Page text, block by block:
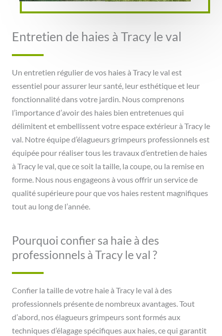
Entretien de haies à Tracy le val
Un entretien régulier de vos haies à Tracy le val est
essentiel pour assurer leur santé, leur esthétique et leur
fonctionnalité dans votre jardin. Nous comprenons
l’importance d’avoir des haies bien entretenues qui
délimitent et embellissent votre espace extérieur à Tracy le
val. Notre équipe d’élagueurs grimpeurs professionnels est
équipée pour réaliser tous les travaux d’entretien de haies
à Tracy le val, que ce soit la taille, la coupe, ou la remise en
forme. Nous nous engageons à vous offrir un service de
qualité supérieure pour que vos haies restent magnifiques
tout au long de l’année.
Pourquoi confier sa haie à des
professionnels à Tracy le val ?
Confier la taille de votre haie à Tracy le val à des
professionnels présente de nombreux avantages. Tout
d’abord, nos élagueurs grimpeurs sont formés aux
techniques d’élagage spécifiques aux haies, ce qui garantit